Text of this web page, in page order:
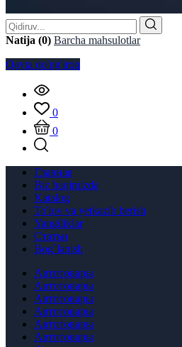
Natija (0) Barcha mahsulotlar
Qayta qo'ng'iroq
0
0
Главная
Biz haqimizda
Katalog
To'lov va yetkazib berish
Yangiliklar
Статьи
Bog`lanish
Автотовары
Автотовары
Автотовары
Автотовары
Автотовары
Автотовары